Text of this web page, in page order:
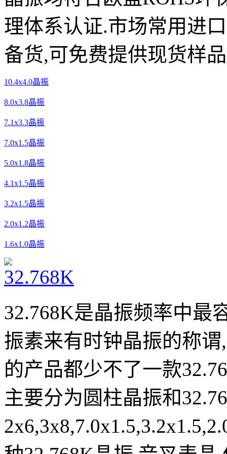
理体系认证.市场常用进
备货,可免费提供现货样
10.4x4.0晶振
8.0x3.8晶振
7.1x3.3晶振
7.0x1.5晶振
5.0x1.8晶振
4.1x1.5晶振
3.2x1.5晶振
2.0x1.2晶振
1.6x1.0晶振
32.768K是晶振频率中最
振素来有时钟晶振的称
的产品都少不了一款
主要分为圆柱晶振和